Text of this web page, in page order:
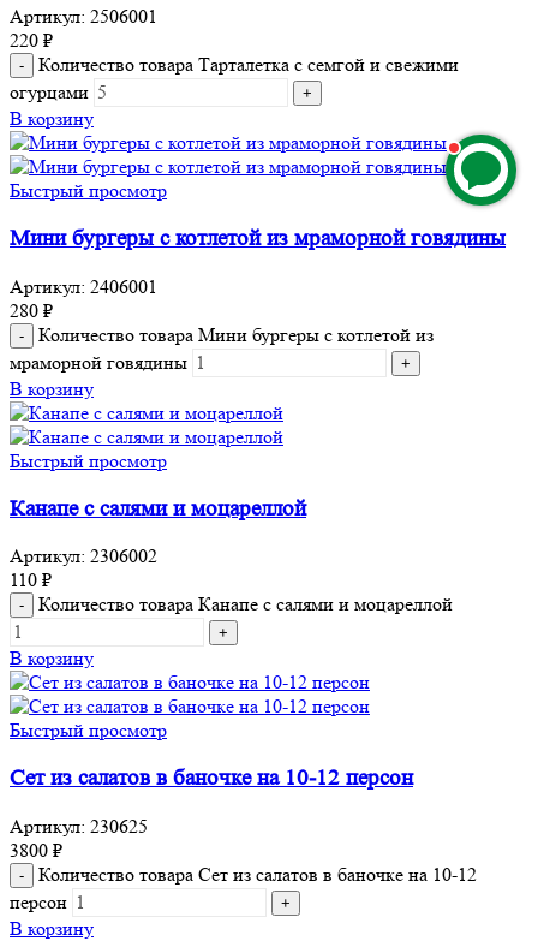
Артикул: 2506001
220 ₽
Количество товара Тарталетка с семгой и свежими
огурцами
В корзину
Быстрый просмотр
Мини бургеры с котлетой из мраморной говядины
Артикул: 2406001
280 ₽
Количество товара Мини бургеры с котлетой из
мраморной говядины
В корзину
Быстрый просмотр
Канапе с салями и моцареллой
Артикул: 2306002
110 ₽
Количество товара Канапе с салями и моцареллой
В корзину
Быстрый просмотр
Сет из салатов в баночке на 10-12 персон
Артикул: 230625
3800 ₽
Количество товара Сет из салатов в баночке на 10-12
персон
В корзину